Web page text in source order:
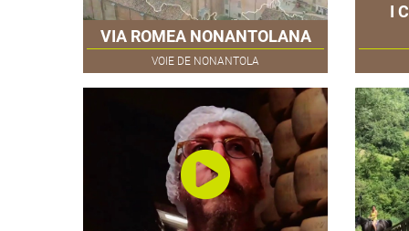
VIA ROMEA NONANTOLANA
VOIE DE NONANTOLA
I